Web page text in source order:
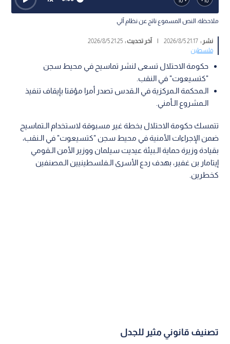
ملاحظة: النص المسموع ناتج عن نظام آلي
نشر :21:17 2026/8/5
| آخر تحديث :21:25 2026/8/5
فلسطين
حكومة الاحتلال تسعى لنشر تماسيح في محيط سجن
"كتسيعوت" في النقب.
الـمحكمة الـمركزية في الـقدس تصدر أمرا مؤقتا بإيقاف تنفيذ
الـمشروع الـأمني.
تتمسك حكومة الاحتلال بخطة غير مسبوقة لاستخدام الـتماسيح
ضمن الإجراءات الأمنية في محيط سجن "كتسيعوت" في الـنقب،
بقيادة وزيرة حماية الـبيئة عيديت سيلمان ووزير الأمن الـقومي
إيتامار بن غفير، بهدف ردع الأسرى الـفلسطينيين الـمصنفين
كخطرين.
تصنيف قانوني مثير للجدل